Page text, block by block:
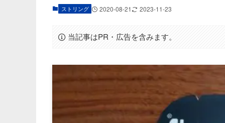
ストリング 2020-08-21 2023-11-23
当記事はPR・広告を含みます。